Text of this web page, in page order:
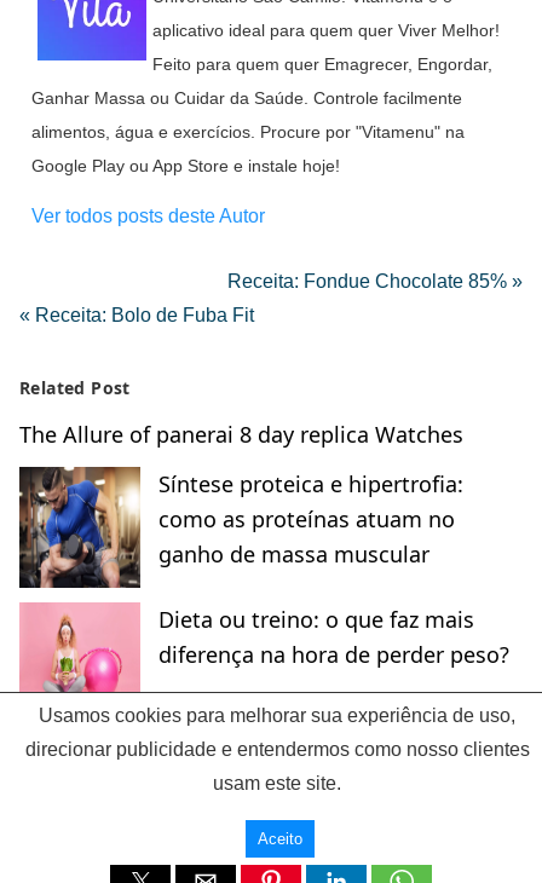
aplicativo ideal para quem quer Viver Melhor!
Feito para quem quer Emagrecer, Engordar,
Ganhar Massa ou Cuidar da Saúde. Controle facilmente
alimentos, água e exercícios. Procure por "Vitamenu" na
Google Play ou App Store e instale hoje!
Ver todos posts deste Autor
Receita: Fondue Chocolate 85% »
« Receita: Bolo de Fuba Fit
Related Post
The Allure of panerai 8 day replica Watches
Síntese proteica e hipertrofia:
como as proteínas atuam no
ganho de massa muscular
Dieta ou treino: o que faz mais
diferença na hora de perder peso?
Usamos cookies para melhorar sua experiência de uso,
direcionar publicidade e entendermos como nosso clientes
usam este site.
Aceito